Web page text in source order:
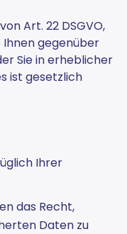
Art. 22 DSGVO,
gegenüber
Sie in erheblicher
ist gesetzlich
Ihrer
das Recht,
Daten zu